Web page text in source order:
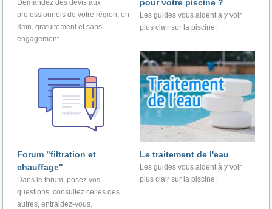
Demandez des devis aux
professionnels de votre région, en
3mn, gratuitement et sans
engagement.
pour votre piscine ?
Les guides vous aident à y voir
plus clair sur la piscine.
Forum "filtration et
chauffage"
Dans le forum, posez vos
questions, consultez celles des
autres, entraidez-vous.
Le traitement de l'eau
Les guides vous aident à y voir
plus clair sur la piscine.